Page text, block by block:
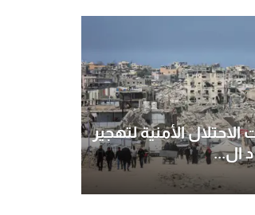
الأمنية لتهجير
ال...